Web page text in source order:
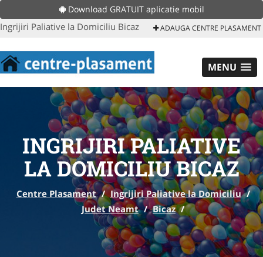
Download GRATUIT aplicatie mobil
Ingrijiri Paliative la Domiciliu Bicaz ADAUGA CENTRE PLASAMENT
MENU
INGRIJIRI PALIATIVE
LA DOMICILIU BICAZ
Centre Plasament / Ingrijiri Paliative la Domiciliu /
Judet Neamt / Bicaz /